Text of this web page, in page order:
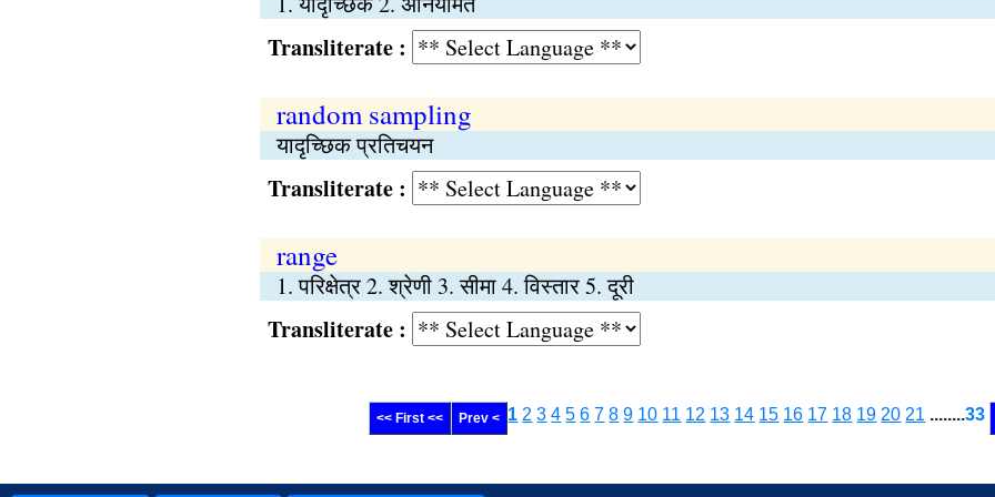
Transliterate :
random sampling
यादृच्छिक प्रतिचयन
Transliterate :
range
1. परिक्षेत्र 2. श्रेणी 3. सीमा 4. विस्तार 5. दूरी
Transliterate :
<< First << Prev < 1 2 3 4 5 6 7 8 9 10 11 12 13 14 15 16 17 18 19 20 21 ........33